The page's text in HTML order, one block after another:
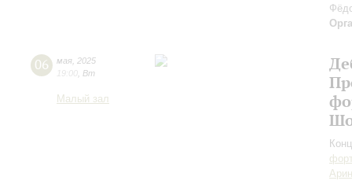
06 мая 2025
19:00 Вт
Малый зал